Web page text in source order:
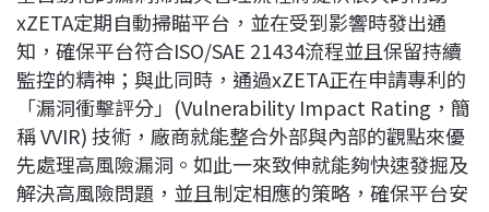
xZETA定期自動掃瞄平台，並在受到影響時發出通
知，確保平台符合ISO/SAE 21434流程並且保留持續
監控的精神；與此同時，通過xZETA正在申請專利的
「漏洞衝擊評分」(Vulnerability Impact Rating，簡
稱 VVIR) 技術，廠商就能整合外部與內部的觀點來優
先處理高風險漏洞。如此一來致伸就能夠快速發掘及
解決高風險問題，並且制定相應的策略，確保平台安